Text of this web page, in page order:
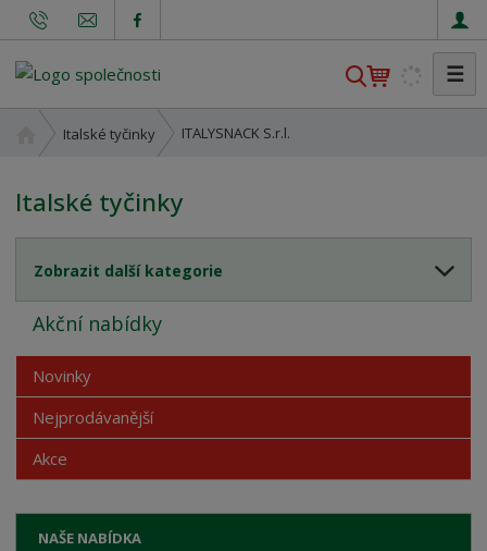
V
a
☰
v
d
s
t
r
n
a
Italské tyčinky ITALYSNACK S.r.l.
Italské tyčinky
Zobrazit další kategorie
NAŠE NABÍDKA
Akční nabídky
Novinky
Nejprodávanější
Akce